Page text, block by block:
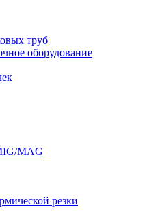
труб
оборудование
MAG
резки